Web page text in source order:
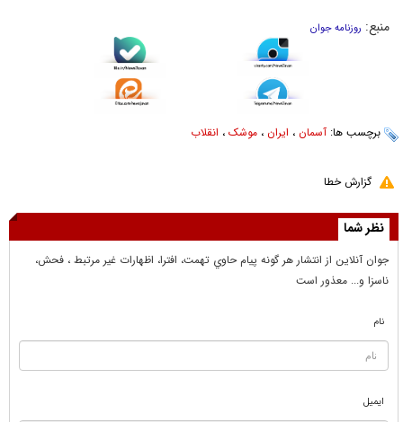
منبع: روزنامه جوان
برچسب ها: آسمان ، ایران ، موشک ، انقلاب
گزارش خطا
نظر شما
جوان آنلاين از انتشار هر گونه پيام حاوي تهمت، افترا، اظهارات غير مرتبط ، فحش،
ناسزا و... معذور است
نام
ایمیل